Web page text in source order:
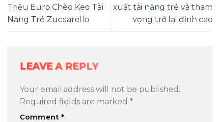
Triệu Euro Chèo Keo Tài
Năng Trẻ Zuccarello
xuất tài năng trẻ và tham
vọng trở lại đỉnh cao
LEAVE A REPLY
Your email address will not be published.
Required fields are marked *
Comment *